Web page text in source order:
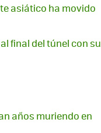
asiático ha movido
final del túnel con su
años muriendo en